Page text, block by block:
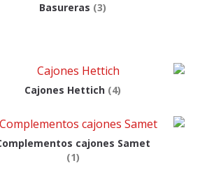
Basureras (3)
Cajones Hettich (4)
cajones Samet
(1)